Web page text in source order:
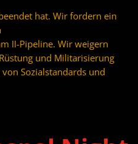
hat. Wir fordern ein
II-Pipeline. Wir weigern
und Militarisierung
Sozialstandards und